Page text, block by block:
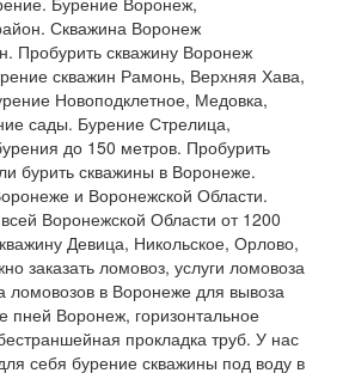
Скважина Воронеж
Пробурить скважину Воронеж
скважин Рамонь, Верхняя Хава,
Новоподклетное, Медовка,
сады. Бурение Стрелица,
до 150 метров. Пробурить
бурить скважины в Воронеже.
и Воронежской Области.
Воронежской Области от 1200
Девица, Никольское, Орлово,
заказать ломовоз, услуги ломовоза
ломовозов в Воронеже для вывоза
пней Воронеж, горизонтальное
прокладка труб. У нас
себя бурение скважины под воду в